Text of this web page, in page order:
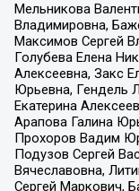
Мельникова
Владимировна,
Максимов Сергей
Голубева Елена
Алексеевна, Закс
Юрьевна, Гендель
Екатерина
Арапова Галина
Прохоров Вадим
Подузов Сергей
Вячеславовна,
Сергей Маркович,